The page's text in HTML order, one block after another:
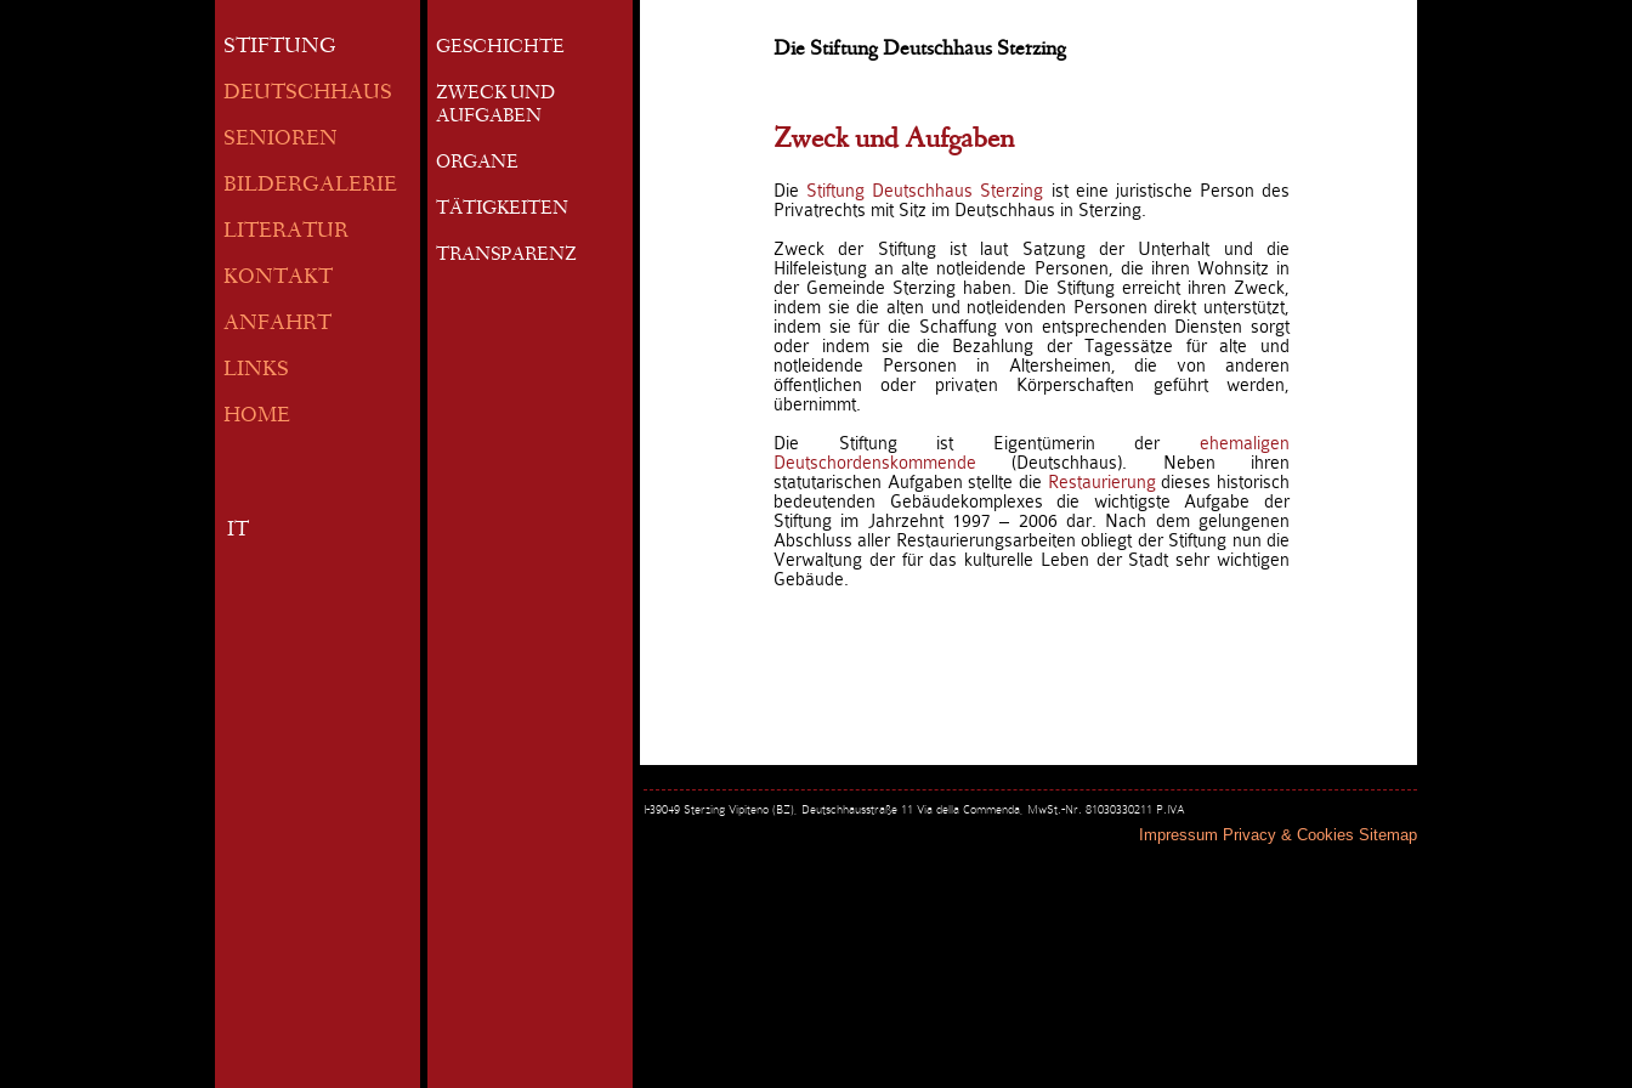
STIFTUNG
DEUTSCHHAUS
SENIOREN
BILDERGALERIE
LITERATUR
KONTAKT
ANFAHRT
LINKS
HOME
IT
GESCHICHTE
ZWECK UND
AUFGABEN
ORGANE
TÄTIGKEITEN
TRANSPARENZ
Die Stiftung Deutschhaus Sterzing
Zweck und Aufgaben
Die Stiftung Deutschhaus Sterzing ist eine juristische Person des
Privatrechts mit Sitz im Deutschhaus in Sterzing.
Zweck der Stiftung ist laut Satzung der Unterhalt und die
Hilfeleistung an alte notleidende Personen, die ihren Wohnsitz in
der Gemeinde Sterzing haben. Die Stiftung erreicht ihren Zweck,
indem sie die alten und notleidenden Personen direkt unterstützt,
indem sie für die Schaffung von entsprechenden Diensten sorgt
oder indem sie die Bezahlung der Tagessätze für alte und
notleidende Personen in Altersheimen, die von anderen
öffentlichen oder privaten Körperschaften geführt werden,
übernimmt.
Die Stiftung ist Eigentümerin der ehemaligen
Deutschordenskommende (Deutschhaus). Neben ihren
statutarischen Aufgaben stellte die Restaurierungdieses historisch
bedeutenden Gebäudekomplexes die wichtigste Aufgabe der
Stiftung im Jahrzehnt 1997 – 2006 dar. Nach dem gelungenen
Abschluss aller Restaurierungsarbeiten obliegt der Stiftung nun die
Verwaltung der für das kulturelle Leben der Stadt sehr wichtigen
Gebäude.
I-39049 Sterzing Vipiteno (BZ), Deutschhausstraße 11 Via della Commenda, MwSt.-Nr. 81030330211 P.IVA
Impressum Privacy & Cookies Sitemap